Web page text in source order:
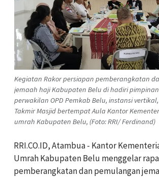
Kegiatan Rakor persiapan pemberangkatan
jemaah haji Kabupaten Belu di hadiri
perwakilan OPD Pemkab Belu, instansi
Takmir Masjid bertempat Aula Kantor
umrah Kabupaten Belu, (Foto: RRI/ Ferdinand)
RRI.CO.ID, Atambua - Kantor
Umrah Kabupaten Belu menggelar
pemberangkatan dan pemulangan